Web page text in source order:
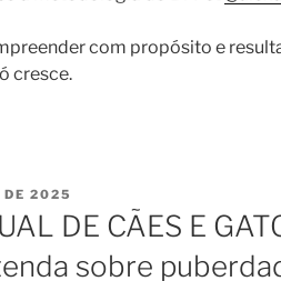
com propósito e
cresce.
DE 2025
DE CÃES E
sobre